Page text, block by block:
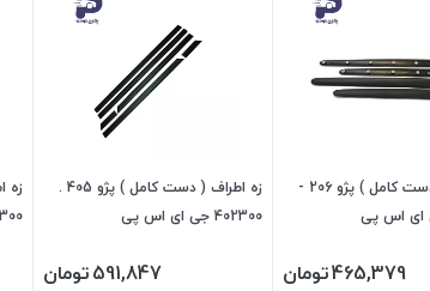
زه اطراف ( دست کامل ) پژو 206 -
465,379تومان
زه اطراف ( دست کامل ) پژو 405 .
402300 جی ای اس پی
591,847تومان
192300